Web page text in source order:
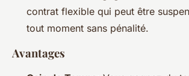
contrat flexible qui peut être
tout moment sans pénalité.
Avantages